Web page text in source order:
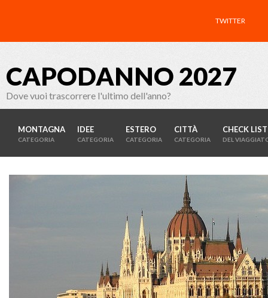
TWITTER
CAPODANNO 2027
Dove vuoi trascorrere l'ultimo dell'anno?
MONTAGNA
CATEGORIA
IDEE
CATEGORIA
ESTERO
CATEGORIA
CITTÀ
CATEGORIA
CHECK LIST
DEL